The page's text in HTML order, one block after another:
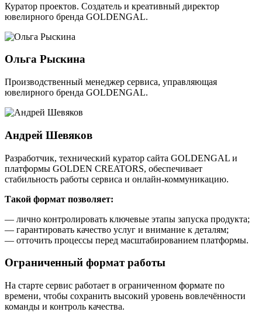
Куратор проектов. Создатель и креативный директор
ювелирного бренда GOLDENGAL.
Ольга Рыскина
Производственный менеджер сервиса, управляющая
ювелирного бренда GOLDENGAL.
Андрей Шевяков
Разработчик, технический куратор сайта GOLDENGAL и
платформы GOLDEN CREATORS, обеспечивает
стабильность работы сервиса и онлайн-коммуникацию.
Такой формат позволяет:
— лично контролировать ключевые этапы запуска продукта;
— гарантировать качество услуг и внимание к деталям;
— отточить процессы перед масштабированием платформы.
Ограниченный формат работы
На старте сервис работает в ограниченном формате по
времени, чтобы сохранить высокий уровень вовлечённости
команды и контроль качества.